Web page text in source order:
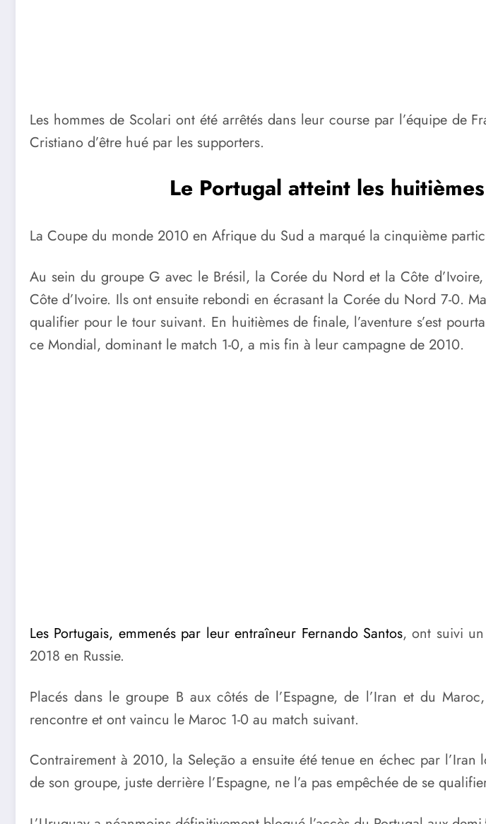
Les hommes de Scolari ont été arrêtés dans leur course par l’équipe de
Cristiano d’être hué par les supporters.
Le Portugal atteint les
La Coupe du monde 2010 en Afrique du Sud a marqué la cinquième
Au sein du groupe G avec le Brésil, la Corée du Nord et la Côte
Côte d’Ivoire. Ils ont ensuite rebondi en écrasant la Corée du Nord 7-0.
qualifier pour le tour suivant. En huitièmes de finale, l’aventure s’est
ce Mondial, dominant le match 1-0, a mis fin à leur campagne de 2010.
Les Portugais, emmenés par leur entraîneur Fernando Santos, ont suivi
2018 en Russie.
Placés dans le groupe B aux côtés de l’Espagne, de l’Iran et du
rencontre et ont vaincu le Maroc 1-0 au match suivant.
Contrairement à 2010, la Seleção a ensuite été tenue en échec par
de son groupe, juste derrière l’Espagne, ne l’a pas empêchée de se